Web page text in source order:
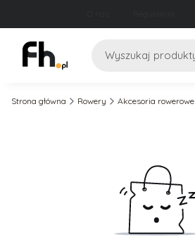
Szukaj
Strona główna Rowery Akcesoria rowerowe